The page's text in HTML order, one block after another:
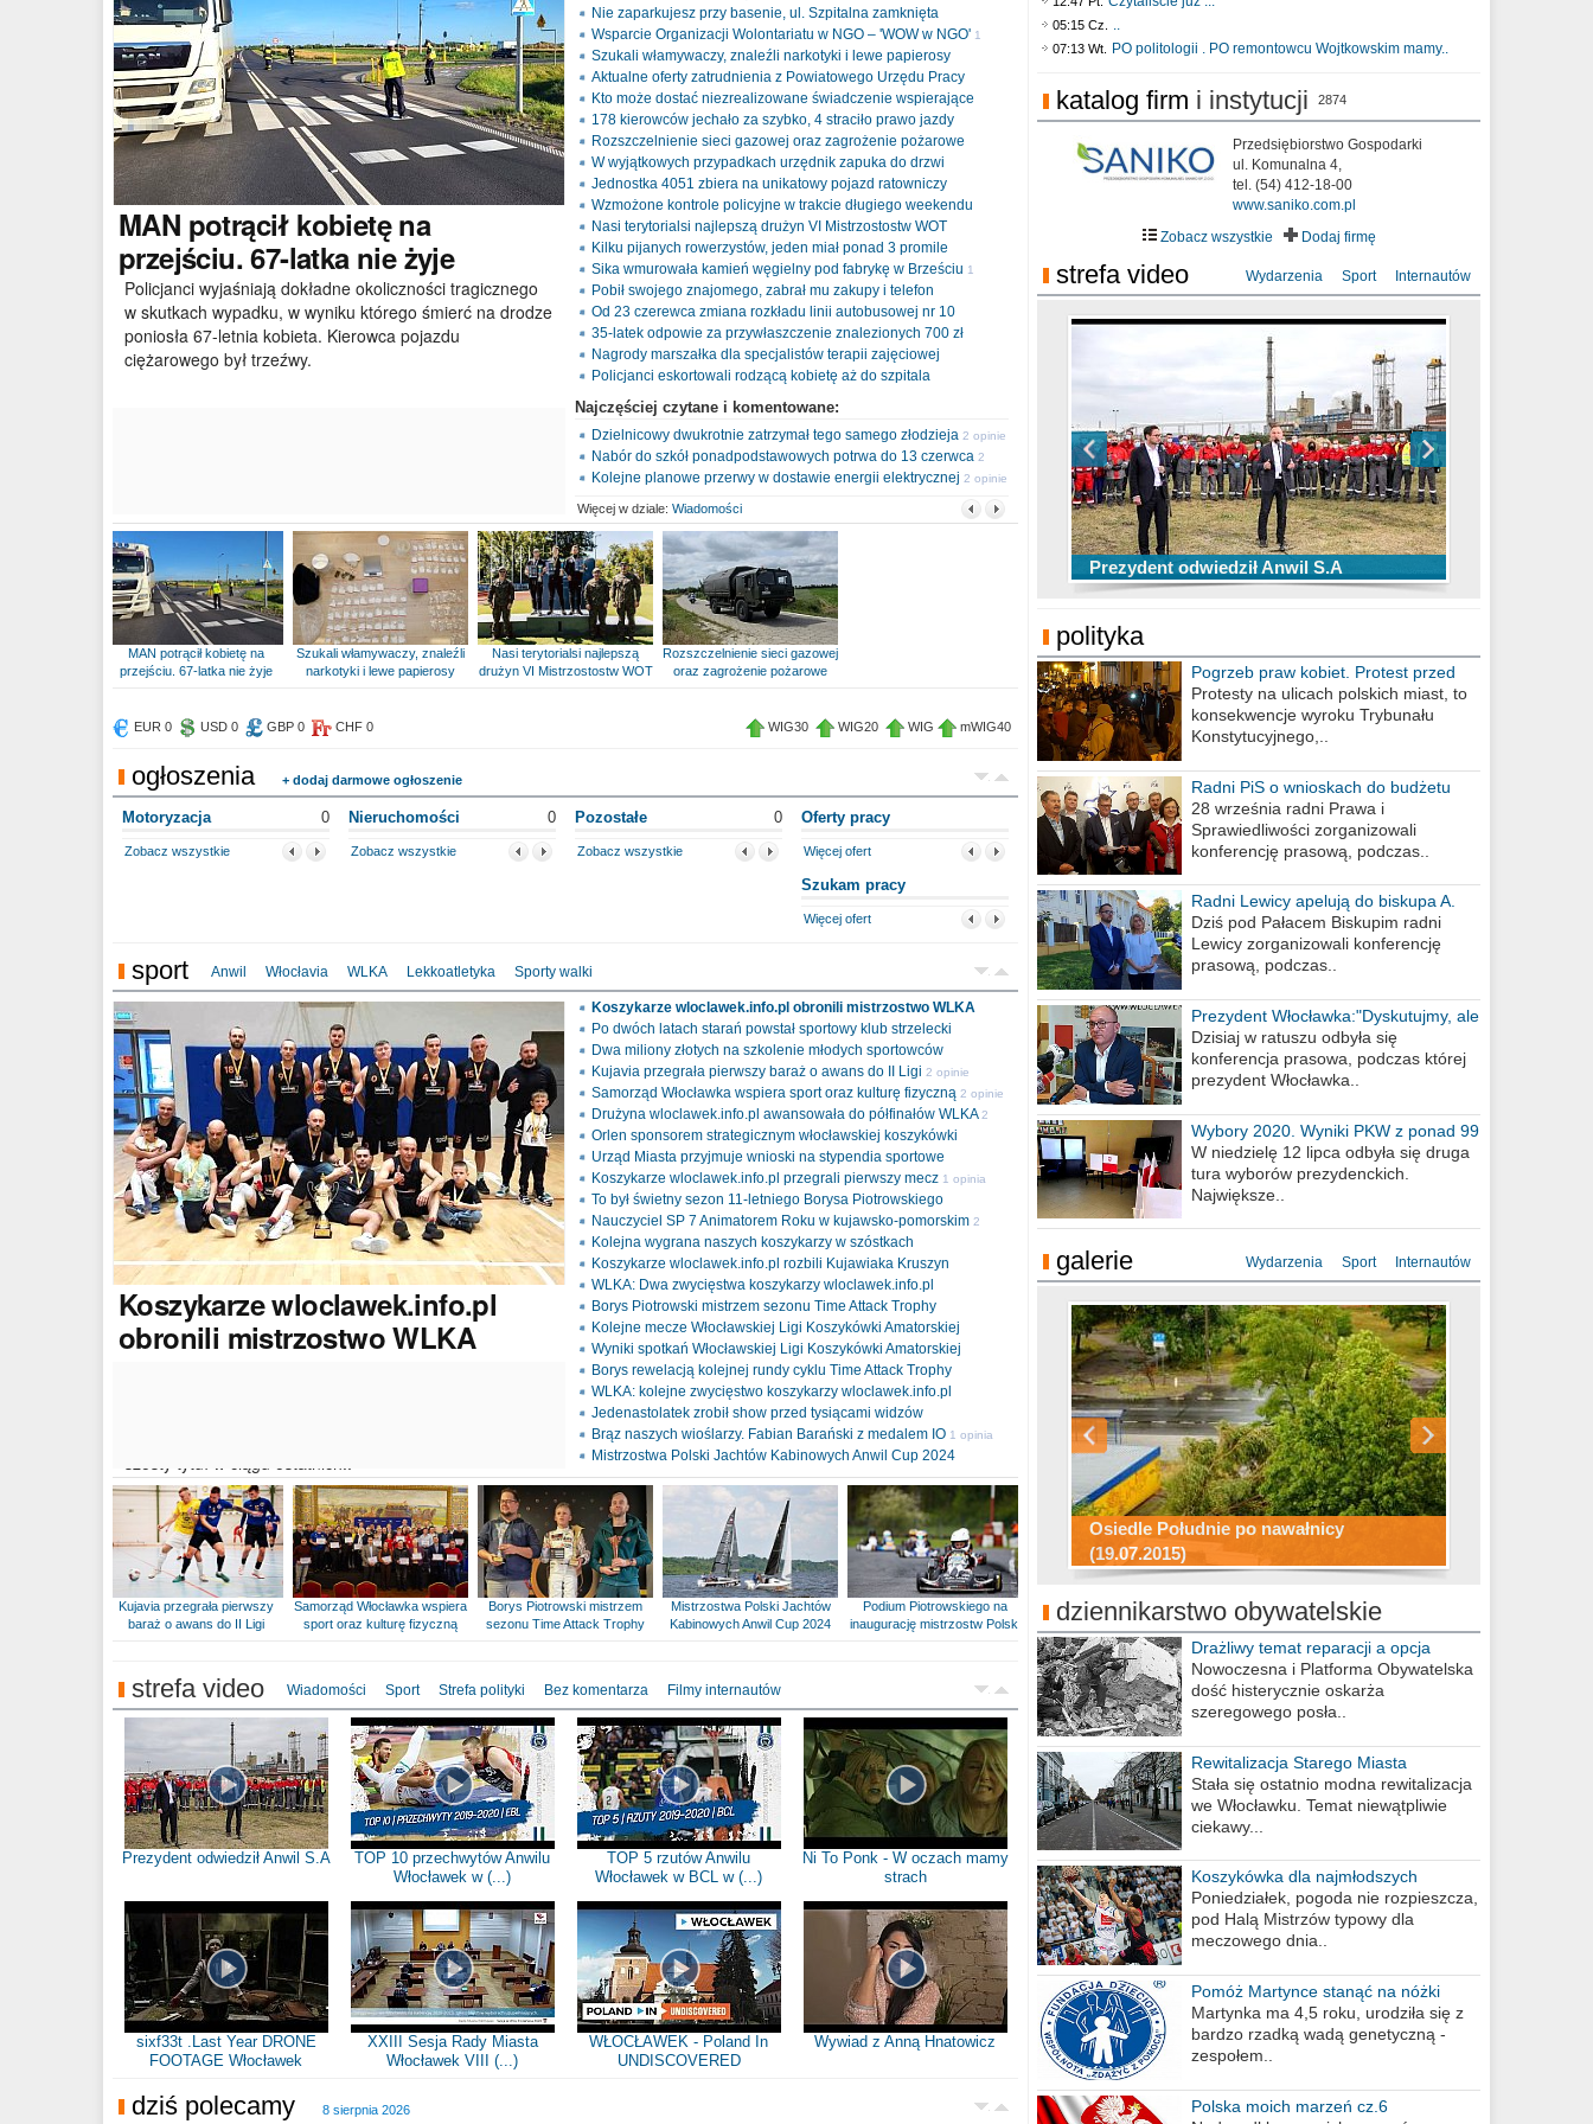
MAN potrącił kobietę na
przejściu. 67-latka nie żyje
Policjanci wyjaśniają dokładne okoliczności tragicznego
w skutkach wypadku, w wyniku którego śmierć na drodze
poniosła 67-letnia kobieta. Kierowca pojazdu
ciężarowego był trzeźwy.
Nie zaparkujesz przy basenie, ul. Szpitalna zamknięta
Wsparcie Organizacji Wolontariatu w NGO – 'WOW w NGO' 1
opinia
Szukali włamywaczy, znaleźli narkotyki i lewe papierosy
Aktualne oferty zatrudnienia z Powiatowego Urzędu Pracy
Kto może dostać niezrealizowane świadczenie wspierające
178 kierowców jechało za szybko, 4 straciło prawo jazdy
Rozszczelnienie sieci gazowej oraz zagrożenie pożarowe
W wyjątkowych przypadkach urzędnik zapuka do drzwi
Jednostka 4051 zbiera na unikatowy pojazd ratowniczy
Wzmożone kontrole policyjne w trakcie długiego weekendu
Nasi terytorialsi najlepszą drużyn VI Mistrzostostw WOT
Kilku pijanych rowerzystów, jeden miał ponad 3 promile
Sika wmurowała kamień węgielny pod fabrykę w Brześciu 1
opinia
Pobił swojego znajomego, zabrał mu zakupy i telefon
Od 23 czerewca zmiana rozkładu linii autobusowej nr 10
35-latek odpowie za przywłaszczenie znalezionych 700 zł
Nagrody marszałka dla specjalistów terapii zajęciowej
Policjanci eskortowali rodzącą kobietę aż do szpitala
Najczęściej czytane i komentowane:
Dzielnicowy dwukrotnie zatrzymał tego samego złodzieja 2 opinie
Nabór do szkół ponadpodstawowych potrwa do 13 czerwca 2
opinie
Kolejne planowe przerwy w dostawie energii elektrycznej 2 opinie
Więcej w dziale: Wiadomości
MAN potrącił kobietę na
przejściu. 67-latka nie żyje
Szukali włamywaczy, znaleźli
narkotyki i lewe papierosy
Nasi terytorialsi najlepszą
drużyn VI Mistrzostostw WOT
Rozszczelnienie sieci gazowej
oraz zagrożenie pożarowe
EUR 0 USD 0 GBP 0 CHF 0 WIG30 WIG20 WIG mWIG40
ogłoszenia + dodaj darmowe ogłoszenie
Motoryzacja 0
Zobacz wszystkie
Nieruchomości 0
Zobacz wszystkie
Pozostałe 0
Zobacz wszystkie
Oferty pracy
Więcej ofert
Szukam pracy
Więcej ofert
sport Anwil Włocłavia WLKA Lekkoatletyka Sporty walki
Koszykarzewloclawek.info.pl
obronili mistrzostwo WLKA
Koszykarze wloclawek.info.pl obronili mistrzostwo WLKA
Po dwóch latach starań powstał sportowy klub strzelecki
Dwa miliony złotych na szkolenie młodych sportowców
Kujavia przegrała pierwszy baraż o awans do II Ligi 2 opinie
Samorząd Włocławka wspiera sport oraz kulturę fizyczną 2 opinie
Drużyna wloclawek.info.pl awansowała do półfinałów WLKA 2
opinie
Orlen sponsorem strategicznym włocławskiej koszykówki
Urząd Miasta przyjmuje wnioski na stypendia sportowe
Koszykarze wloclawek.info.pl przegrali pierwszy mecz 1 opinia
To był świetny sezon 11-letniego Borysa Piotrowskiego
Nauczyciel SP 7 Animatorem Roku w kujawsko-pomorskim 2
opinie
Kolejna wygrana naszych koszykarzy w szóstkach
Koszykarze wloclawek.info.pl rozbili Kujawiaka Kruszyn
WLKA: Dwa zwycięstwa koszykarzy wloclawek.info.pl
Borys Piotrowski mistrzem sezonu Time Attack Trophy
Kolejne mecze Włocławskiej Ligi Koszykówki Amatorskiej
Wyniki spotkań Włocławskiej Ligi Koszykówki Amatorskiej
Borys rewelacją kolejnej rundy cyklu Time Attack Trophy
WLKA: kolejne zwycięstwo koszykarzy wloclawek.info.pl
Jedenastolatek zrobił show przed tysiącami widzów
Brąz naszych wioślarzy. Fabian Barański z medalem IO 1 opinia
Mistrzostwa Polski Jachtów Kabinowych Anwil Cup 2024
Kujavia przegrała pierwszy
baraż o awans do II Ligi
Samorząd Włocławka wspiera
sport oraz kulturę fizyczną
Borys Piotrowski mistrzem
sezonu Time Attack Trophy
Mistrzostwa Polski Jachtów
Kabinowych Anwil Cup 2024
Podium Piotrowskiego na
inaugurację mistrzostw Polski
strefa video Wiadomości Sport Strefa polityki Bez komentarza Filmy internautów
Prezydent odwiedził Anwil S.A
TOP 10 przechwytów Anwilu
Włocławek w (...)
TOP 5 rzutów Anwilu
Włocławek w BCL w (...)
Ni To Ponk - W oczach mamy
strach
sixf33t .Last Year DRONE
FOOTAGE Włocławek
XXIII Sesja Rady Miasta
Włocławek VIII (...)
WŁOCŁAWEK - Poland In
UNDISCOVERED
Wywiad z Anną Hnatowicz
dziś polecamy 8 sierpnia 2026
05:15 Cz. ..
07:13 Wt. PO politologii . PO remontowcu Wojtkowskim mamy..
katalog firm i instytucji 2874
Przedsiębiorstwo Gospodarki
ul. Komunalna 4,
tel. (54) 412-18-00
www.saniko.com.pl
Zobacz wszystkie
Dodaj firmę
strefa video Wydarzenia Sport Internautów
Prezydent odwiedził Anwil S.A
TOP 10 przechwytów Anwilu Włocławek
w EBL w sezonie 2019/2020
TOP 5 rzutów Anwilu Włocławek w BCL
w sezonie 2019/2020
Ni To Ponk - W oczach mamy strach
sixf33t .Last Year DRONE FOOTAGE
Włocławek
XXIII Sesja Rady Miasta Włocławek VIII
kadencji w dniu 09.06.2020 r.
polityka
Pogrzeb praw kobiet. Protest przed
biurem poselskim PiS
Protesty na ulicach polskich miast, to
konsekwencje wyroku Trybunału
Konstytucyjnego,..
Radni PiS o wnioskach do budżetu
miasta na 2021 rok
28 września radni Prawa i
Sprawiedliwości zorganizowali
konferencję prasową, podczas..
Radni Lewicy apelują do biskupa A.
Wiesława Meringa
Dziś pod Pałacem Biskupim radni
Lewicy zorganizowali konferencję
prasową, podczas..
Prezydent Włocławka:"Dyskutujmy, ale
nie obrażajmy się”
Dzisiaj w ratuszu odbyła się
konferencja prasowa, podczas której
prezydent Włocławka..
Wybory 2020. Wyniki PKW z ponad 99
procent obwodów
W niedzielę 12 lipca odbyła się druga
tura wyborów prezydenckich.
Największe..
galerie Wydarzenia Sport Internautów
Osiedle Południe po nawałnicy
(19.07.2015)
Wizytówka Włocławka
polowanie wigilijne 2014
Miasto kładzie się do snu .
Konkurs fotograficzny "Co to za
miejsca"
Ścieżka rowerowa w naszym mieście
dziennikarstwo obywatelskie
Drażliwy temat reparacji a opcja
berlińska
Nowoczesna i Platforma Obywatelska
dość histerycznie oskarża
szeregowego posła..
Rewitalizacja Starego Miasta
Stała się ostatnio modna rewitalizacja
we Włocławku. Temat niewątpliwie
ciekawy...
Koszykówka dla najmłodszych
Poniedziałek, pogoda nie rozpieszcza,
pod Halą Mistrzów typowy dla
meczowego dnia..
Pomóż Martynce stanąć na nóżki
Martynka ma 4,5 roku, urodziła się z
bardzo rzadką wadą genetyczną -
zespołem..
Polska moich marzeń cz.6